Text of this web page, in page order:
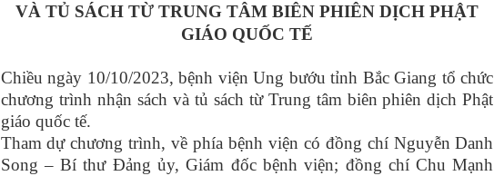
VÀ TỦ SÁCH TỪ TRUNG TÂM BIÊN PHIÊN DỊCH PHẬT
GIÁO QUỐC TẾ
Chiều ngày 10/10/2023, bệnh viện Ung bướu tỉnh Bắc Giang tổ chức
chương trình nhận sách và tủ sách từ Trung tâm biên phiên dịch Phật
giáo quốc tế.
Tham dự chương trình, về phía bệnh viện có đồng chí Nguyễn Danh
Song – Bí thư Đảng ủy, Giám đốc bệnh viện; đồng chí Chu Mạnh